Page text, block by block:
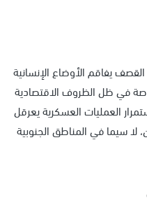
يفاقم الأوضاع الإنسانية
في ظل الظروف الاقتصادية
العمليات العسكرية يعرقل
لا سيما في المناطق الجنوبية